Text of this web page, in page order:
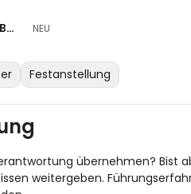
Boulevard des Sports 20, 2504 Biel/Bienne
NEU
Festanstellung
übernehmen? Bist
weitergeben.